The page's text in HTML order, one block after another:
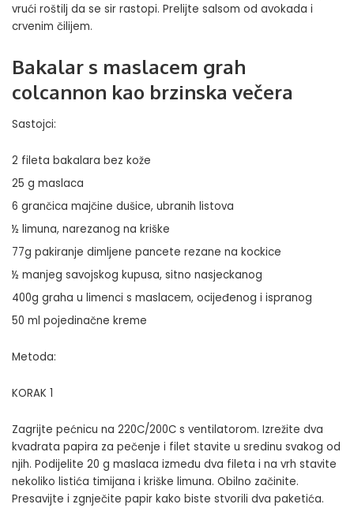
vrući roštilj da se sir rastopi. Prelijte salsom od avokada i
crvenim čilijem.
Bakalar s maslacem grah
colcannon kao brzinska večera
Sastojci:
2 fileta bakalara bez kože
25 g maslaca
6 grančica majčine dušice, ubranih listova
½ limuna, narezanog na kriške
77g pakiranje dimljene pancete rezane na kockice
½ manjeg savojskog kupusa, sitno nasjeckanog
400g graha u limenci s maslacem, ocijeđenog i ispranog
50 ml pojedinačne kreme
Metoda:
KORAK 1
Zagrijte pećnicu na 220C/200C s ventilatorom. Izrežite dva
kvadrata papira za pečenje i filet stavite u sredinu svakog od
njih. Podijelite 20 g maslaca između dva fileta i na vrh stavite
nekoliko listića timijana i kriške limuna. Obilno začinite.
Presavijte i zgnječite papir kako biste stvorili dva paketića.